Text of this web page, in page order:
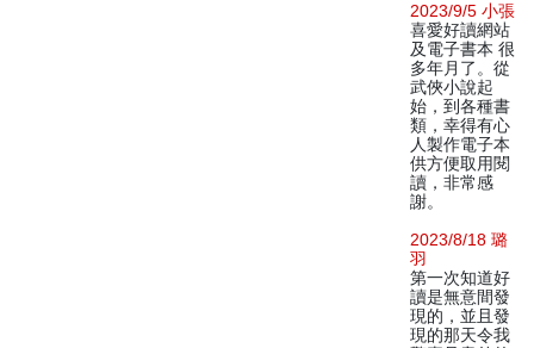
2023/9/5 小張
喜愛好讀網站
及電子書本 很
多年月了。從
武俠小說起
始，到各種書
類，幸得有心
人製作電子本
供方便取用閱
讀，非常感
謝。
2023/8/18 璐
羽
第一次知道好
讀是無意間發
現的，並且發
現的那天令我